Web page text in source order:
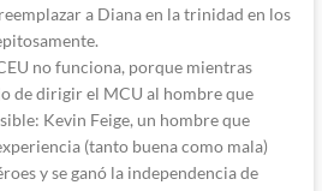
a Diana en la trinidad en los
no funciona, porque mientras
de dirigir el MCU al hombre que
Kevin Feige, un hombre que
(tanto buena como mala)
y se ganó la independencia de